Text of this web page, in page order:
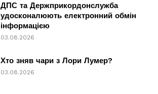
ДПС та Держприкордонслужба
удосконалюють електронний обмін
інформацією
03.08.2026
Хто зняв чари з Лори Лумер?
03.08.2026